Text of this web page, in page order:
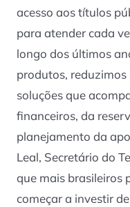
acesso aos títulos
para atender cada
longo dos últimos
produtos,
soluções que
financeiros, da
planejamento da
Leal, Secretário do
que mais brasileiros
começar a investir